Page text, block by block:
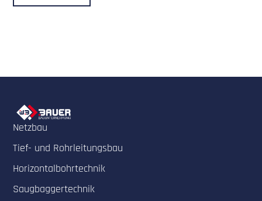
Netzbau
Tief- und Rohrleitungsbau
Horizontalbohrtechnik
Saugbaggertechnik